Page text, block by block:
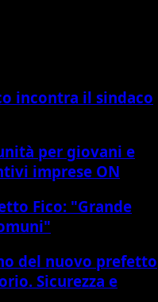
incontra il sindaco
per giovani e
imprese ON
Fico: "Grande
del nuovo prefetto
Sicurezza e